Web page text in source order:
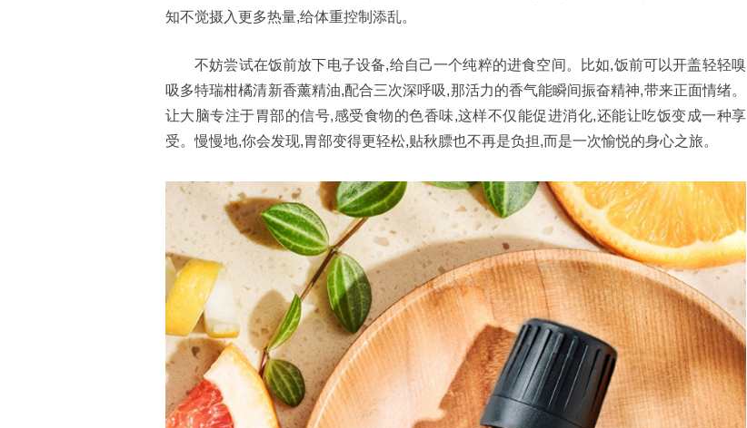
知不觉摄入更多热量,给体重控制添乱。
不妨尝试在饭前放下电子设备,给自己一个纯粹的进食空间。比如,饭前可以开盖轻轻嗅
吸多特瑞柑橘清新香薰精油,配合三次深呼吸,那活力的香气能瞬间振奋精神,带来正面情绪。
让大脑专注于胃部的信号,感受食物的色香味,这样不仅能促进消化,还能让吃饭变成一种享
受。慢慢地,你会发现,胃部变得更轻松,贴秋膘也不再是负担,而是一次愉悦的身心之旅。